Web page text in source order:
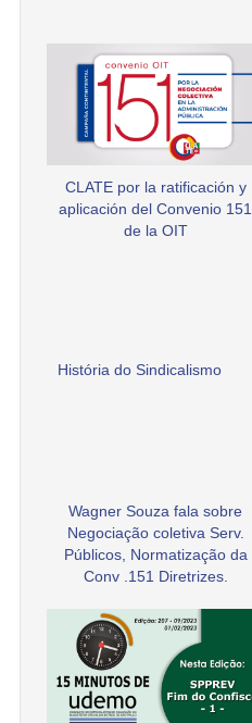
CLATE por la ratificación y
aplicación del Convenio 151
de la OIT
História do Sindicalismo
Wagner Souza fala sobre
Negociação coletiva Serv.
Públicos, Normatização da
Conv .151 Diretrizes.